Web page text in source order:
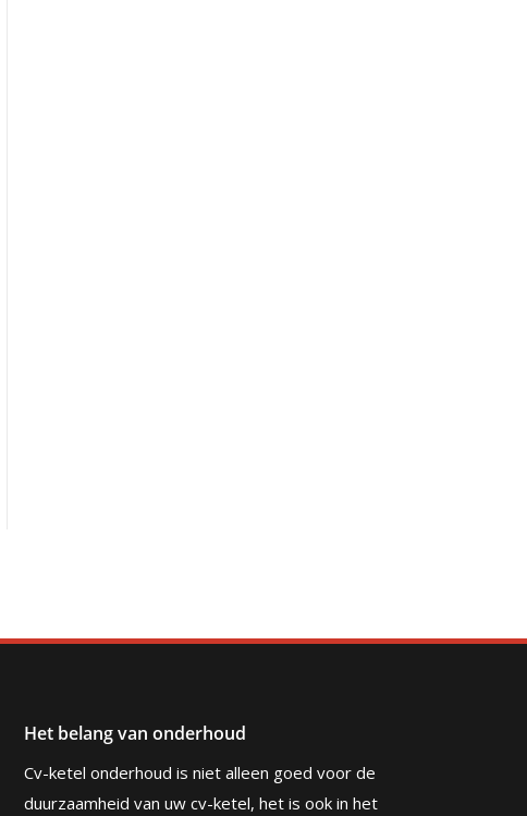
Het belang van onderhoud
Cv-ketel onderhoud is niet alleen goed voor de
duurzaamheid van uw cv-ketel, het is ook in het